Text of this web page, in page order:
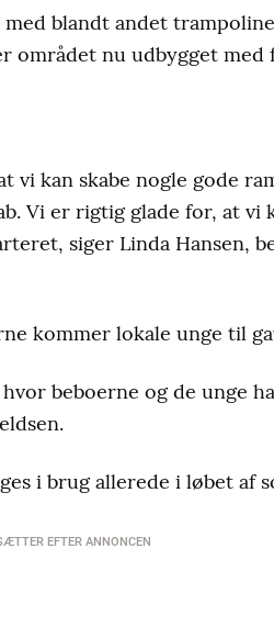
blandt andet
området nu udbygget
kan skabe nogle gode
Vi er rigtig glade for, at vi
siger Linda Hansen,
kommer lokale unge til
beboerne og de unge
i brug allerede i løbet af
EFTER ANNONCEN